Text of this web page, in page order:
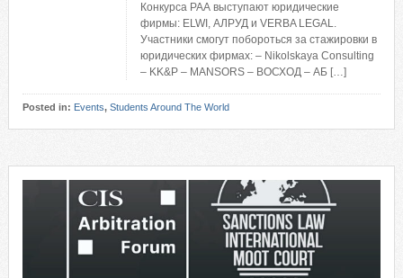
Конкурса РАА выступают юридические
фирмы: ELWI, АЛРУД и VERBA LEGAL.
Участники смогут побороться за стажировки в
юридических фирмах: – Nikolskaya Consulting
– KK&P – MANSORS – ВОСХОД – АБ […]
Posted in: Events, Students Around The World